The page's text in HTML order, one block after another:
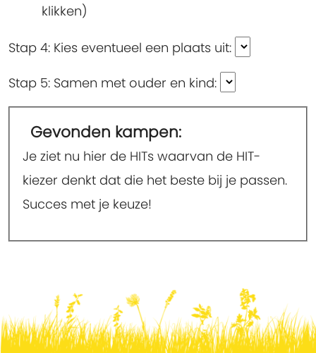
klikken)
Stap 4: Kies eventueel een plaats uit:
Stap 5: Samen met ouder en kind:
Gevonden kampen:
Je ziet nu hier de HITs waarvan de HIT-
kiezer denkt dat die het beste bij je passen.
Succes met je keuze!